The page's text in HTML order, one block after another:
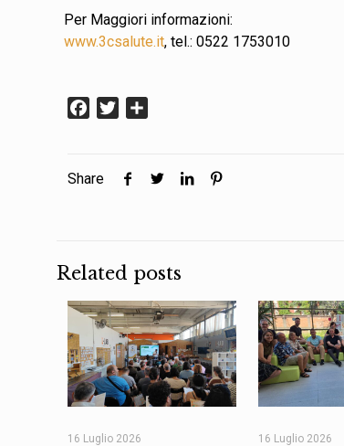
Per Maggiori informazioni:
www.3csalute.it, tel.: 0522 1753010
Facebook
Twitter
Share
Related posts
16 Luglio 2026 16 Luglio 2026